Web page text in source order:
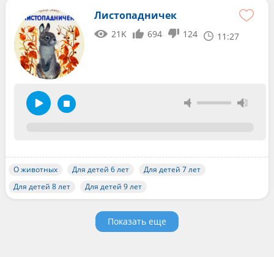
Листопадничек
21K 694 124 11:27
О животных Для детей 6 лет
Для детей 7 лет
Для детей 8 лет
Для детей 9 лет
Показать еще